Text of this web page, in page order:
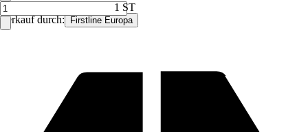
Verkauf durch: Firstline Europa
1 ST